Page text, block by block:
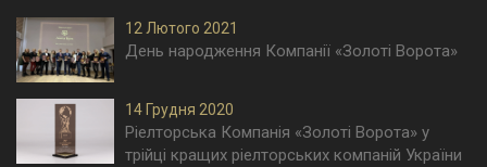
12 Лютого 2021
День народження Компанії «Золоті Ворота»
14 Грудня 2020
Ріелторська Компанія «Золоті Ворота» у
трійці кращих ріелторських компаній України